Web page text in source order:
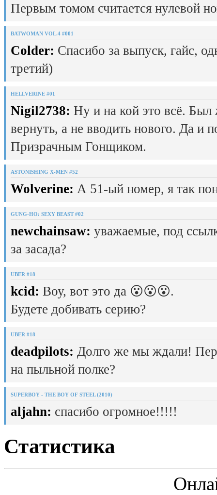
Первым томом считается нулевой
BATWOMAN VOL.4 #001
Colder: Спасибо за выпуск, гайс,
третий)
HELLVERINE #01
Nigil2738: Ну и на кой это всё.
вернуть, а не вводить нового. Да и
Призрачным Гонщиком.
ASTONISHING X-MEN #52
Wolverine: А 51-ый номер, я так
GUNG-HO: SEXY BEAST #02
newchainsaw: уважаемые, под
за засада?
UBER #18
kcid: Воу, вот это да 😮😮😮.
Будете добивать серию?
UBER #18
deadpilots: Долго же мы ждали!
на пыльной полке?
SUPERBOY - THE BOY OF STEEL (2010)
aljahn: спасибо огромное!!!!!
Статистика